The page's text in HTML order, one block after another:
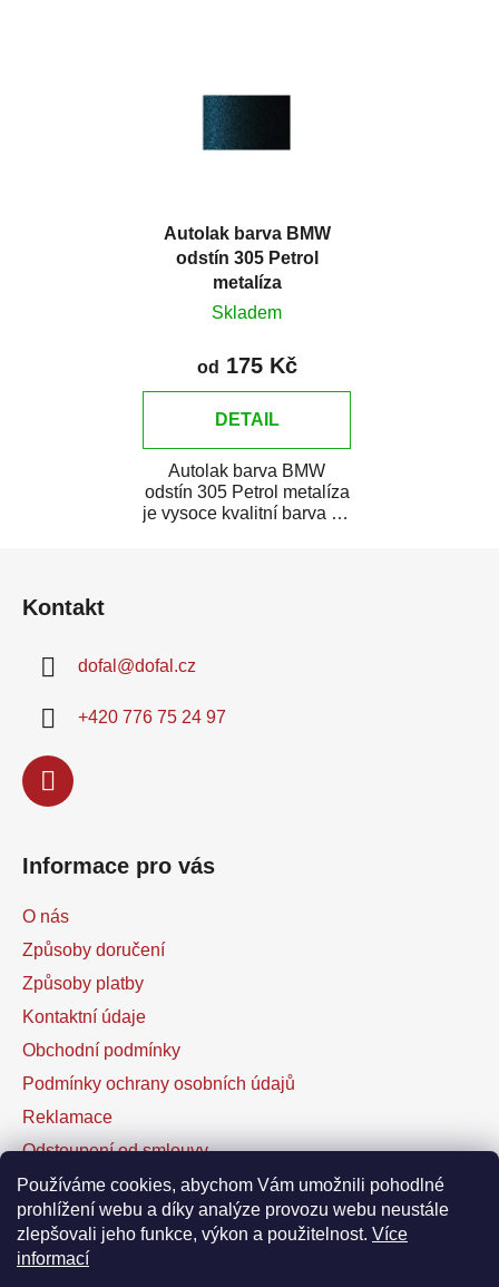
Používáme cookies, abychom Vám umožnili pohodlné
prohlížení webu a díky analýze provozu webu neustále
zlepšovali jeho funkce, výkon a použitelnost. Více
informací
Autolak barva BMW
odstín 305 Petrol
metalíza
Skladem
od 175 Kč
DETAIL
Autolak barva BMW
odstín 305 Petrol metalíza
je vysoce kvalitní barva na
Kontakt
dofal @dofal.cz
+420 776 75 24 97
Informace pro vás
O nás
Způsoby doručení
Způsoby platby
Kontaktní údaje
Obchodní podmínky
Podmínky ochrany osobních údajů
Reklamace
Odstoupení od smlouvy
Kontaktní formulář
Facebook